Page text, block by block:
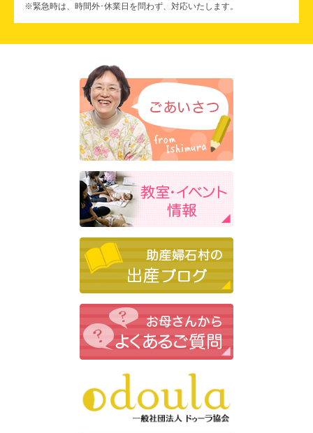
※緊急時は、時間外･休業日を問わず、対応いたします。